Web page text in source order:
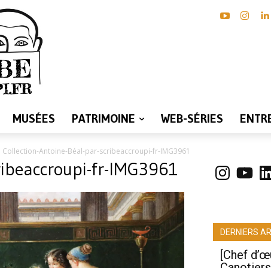
MUSÉES PATRIMOINE WEB-SÉRIES
Collection-Antoine-Béal-par-scribeaccroupi-fr-IMG3961
fr-IMG3961 Instagram
DERNIERS
[Chef